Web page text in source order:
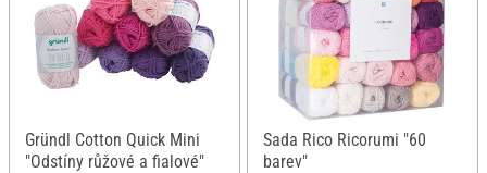
Gründl Cotton Quick Mini
"Odstíny růžové a fialové"
Sada Rico Ricorumi "60
barev"